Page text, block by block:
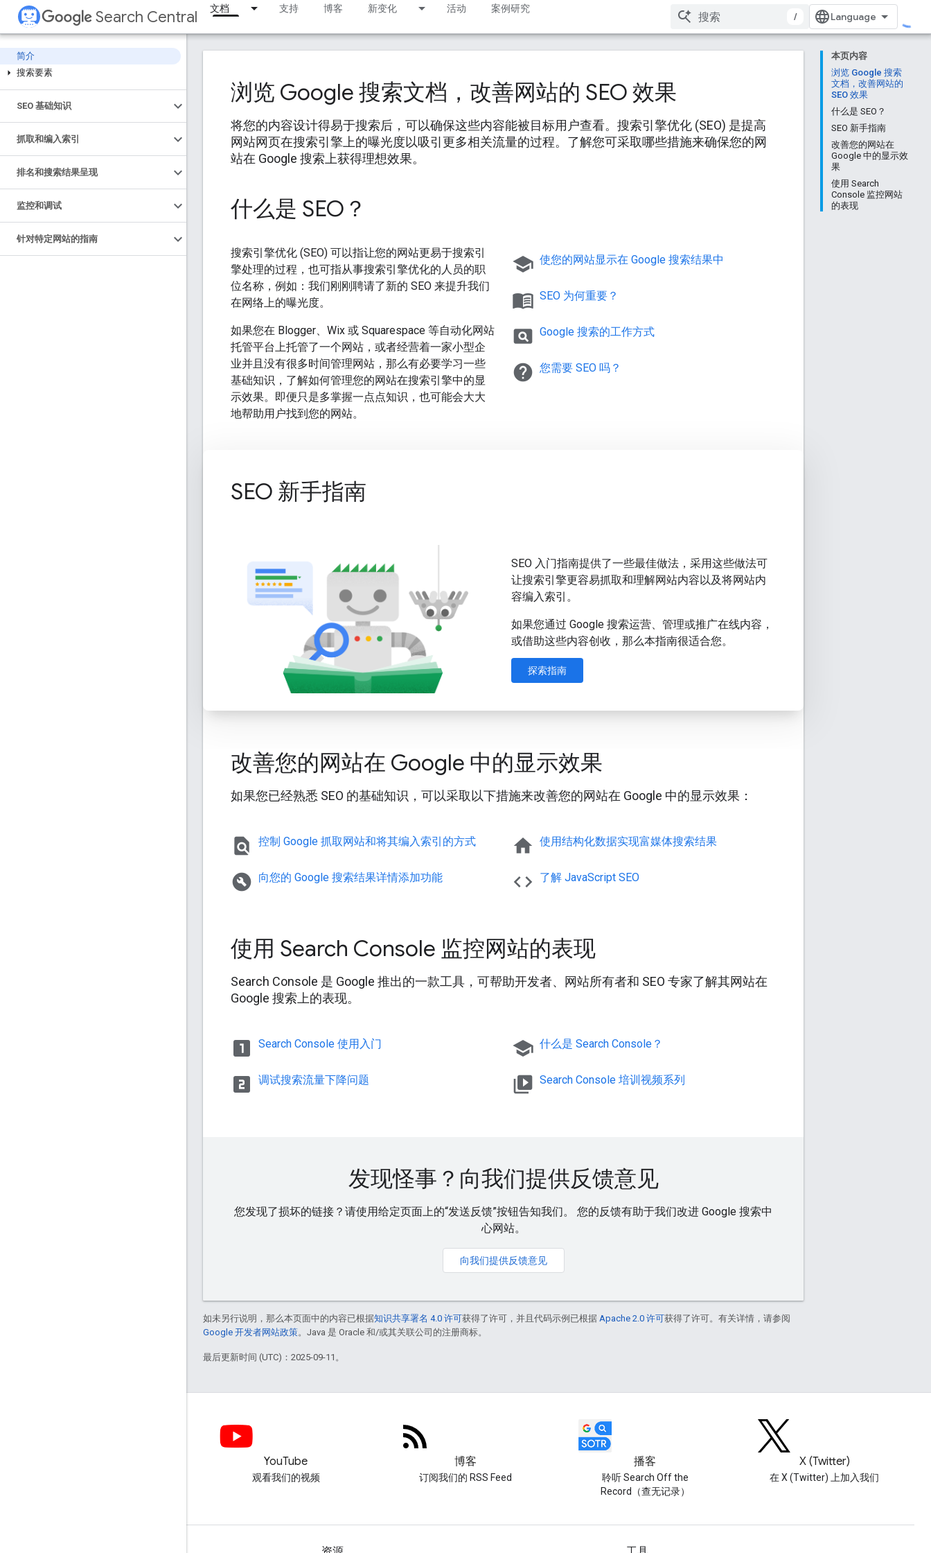
Search Central 文档 支持 博客 新变化 活动 案例研究
/
简介
搜索要素
SEO 基础知识
抓取和编入索引
排名和搜索结果呈现
监控和调试
针对特定网站的指南
本页内容
浏览 Google 搜索
文档，改善网站的
SEO 效果
什么是 SEO？
SEO 新手指南
改善您的网站在
Google 中的显示效
果
使用 Search
Console 监控网站
的表现
浏览 Google 搜索文档，改善网站的 SEO 效果
将您的内容设计得易于搜索后，可以确保这些内容能被目标用户查看。搜索引擎优化 (SEO) 是提高
网站网页在搜索引擎上的曝光度以吸引更多相关流量的过程。了解您可采取哪些措施来确保您的网
站在 Google 搜索上获得理想效果。
什么是 SEO？
搜索引擎优化 (SEO) 可以指让您的网站更易于搜索引
擎处理的过程，也可指从事搜索引擎优化的人员的职
位名称，例如：我们刚刚聘请了新的 SEO 来提升我们
在网络上的曝光度。
如果您在 Blogger、Wix 或 Squarespace 等自动化网站
托管平台上托管了一个网站，或者经营着一家小型企
业并且没有很多时间管理网站，那么有必要学习一些
基础知识，了解如何管理您的网站在搜索引擎中的显
示效果。即便只是多掌握一点点知识，也可能会大大
地帮助用户找到您的网站。
school 使您的网站显示在 Google 搜索结果中
menu_book SEO 为何重要？
pageview Google 搜索的工作方式
help 您需要 SEO 吗？
SEO 新手指南
SEO 入门指南提供了一些最佳做法，采用这些做法可
让搜索引擎更容易抓取和理解网站内容以及将网站内
容编入索引。
如果您通过 Google 搜索运营、管理或推广在线内容，
或借助这些内容创收，那么本指南很适合您。
探索指南
改善您的网站在 Google 中的显示效果
如果您已经熟悉 SEO 的基础知识，可以采取以下措施来改善您的网站在 Google 中的显示效果：
find_in_page 控制 Google 抓取网站和将其编入索引的方式
build_circle 向您的 Google 搜索结果详情添加功能
home 使用结构化数据实现富媒体搜索结果
code 了解 JavaScript SEO
使用 Search Console 监控网站的表现
Search Console 是 Google 推出的一款工具，可帮助开发者、网站所有者和 SEO 专家了解其网站在
Google 搜索上的表现。
looks_one Search Console 使用入门
looks_two 调试搜索流量下降问题
school 什么是 Search Console？
video_library Search Console 培训视频系列
发现怪事？向我们提供反馈意见
您发现了损坏的链接？请使用给定页面上的“发送反馈”按钮告知我们。 您的反馈有助于我们改进 Google 搜索中
心网站。
向我们提供反馈意见
如未另行说明，那么本页面中的内容已根据知识共享署名 4.0 许可获得了许可，并且代码示例已根据 Apache 2.0 许可获得了许可。有关详情，请参阅
Google 开发者网站政策。Java 是 Oracle 和/或其关联公司的注册商标。
最后更新时间 (UTC)：2025-09-11。
YouTube
观看我们的视频
博客
订阅我们的 RSS Feed
播客
聆听 Search Off the
Record（查无记录）
X (Twitter)
在 X (Twitter) 上加入我们